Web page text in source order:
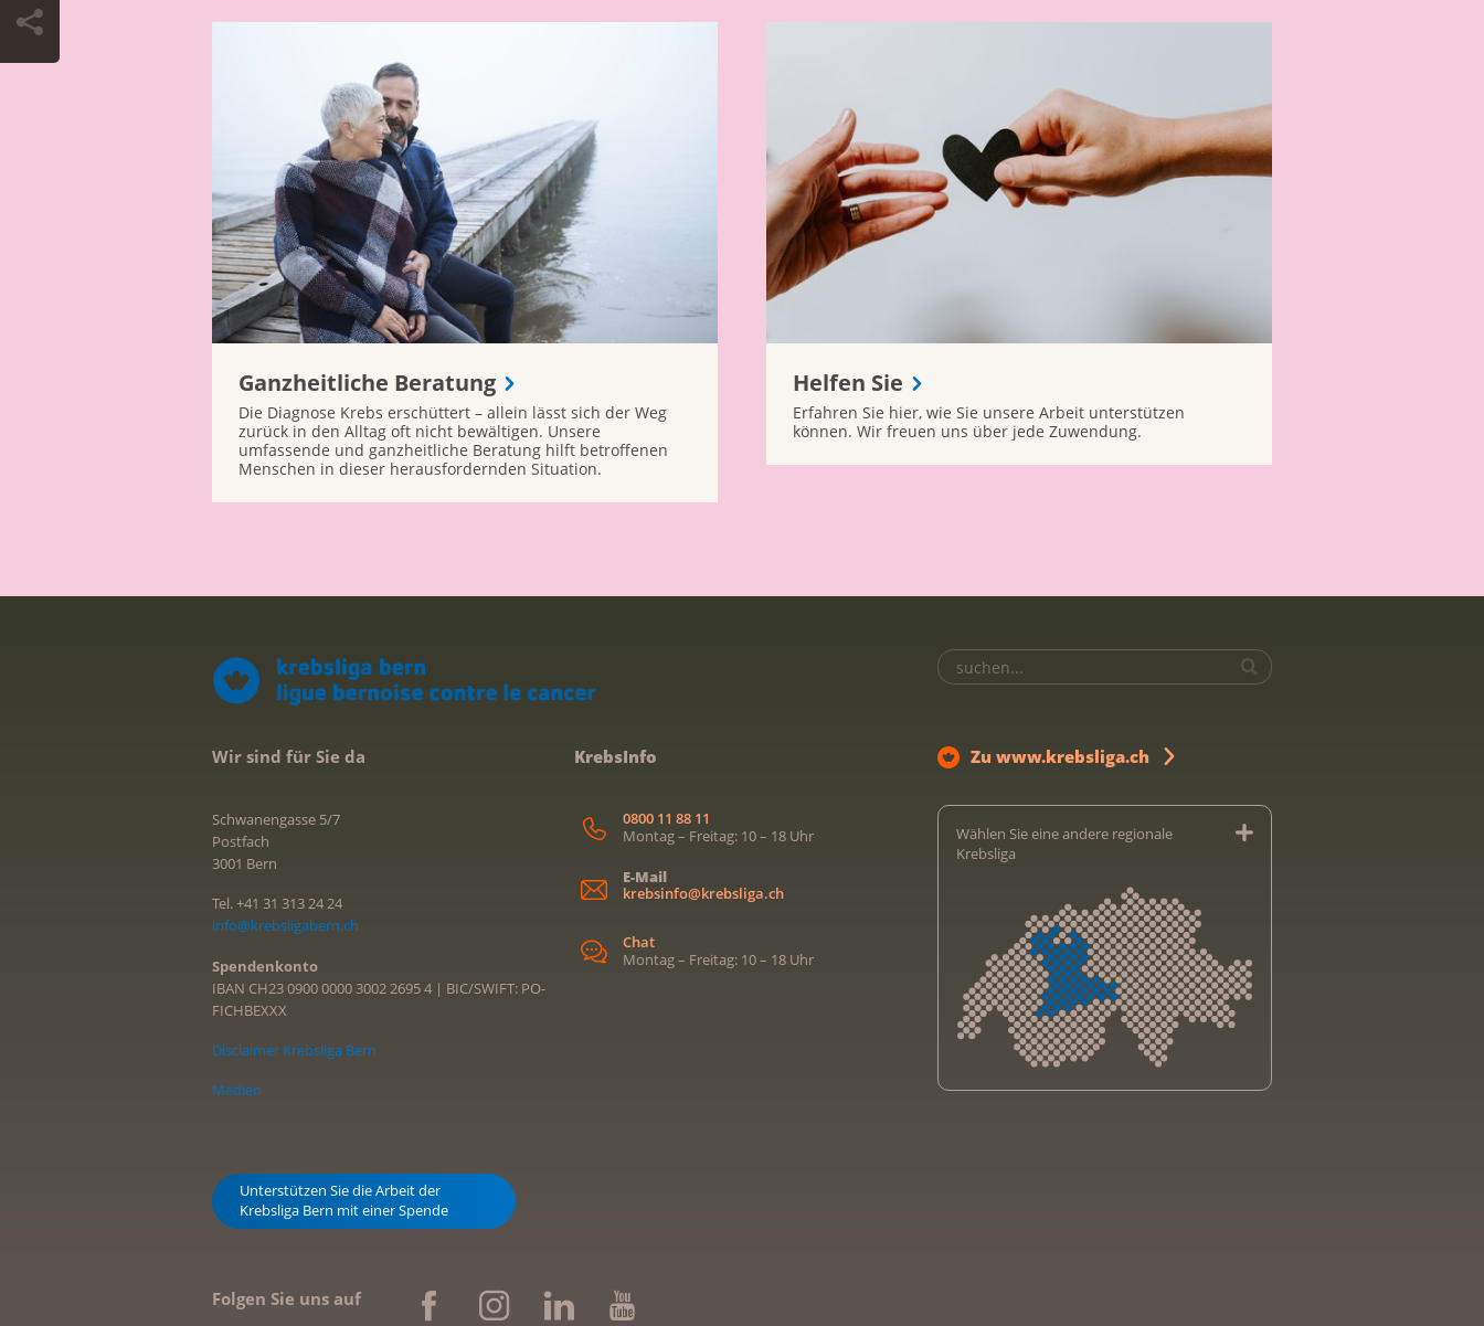
Ganzheitliche Beratung
Die Diagnose Krebs erschüttert – allein lässt sich der Weg
zurück in den Alltag oft nicht bewältigen. Unsere
umfassende und ganzheitliche Beratung hilft betroffenen
Menschen in dieser herausfordernden Situation.
Helfen Sie
Erfahren Sie hier, wie Sie unsere Arbeit unterstützen
können. Wir freuen uns über jede Zuwendung.
Wir sind für Sie da
Schwanengasse 5/7
Postfach
3001 Bern
Tel. +41 31 313 24 24
info@krebsligabern.ch
Spendenkonto
IBAN CH23 0900 0000 3002 2695 4 | BIC/SWIFT: PO-
FICHBEXXX
Disclaimer Krebsliga Bern
Medien
Unterstützen Sie die Arbeit der
Krebsliga Bern mit einer Spende
KrebsInfo
0800 11 88 11
Montag – Freitag: 10 – 18 Uhr
E-Mail
krebsinfo@krebsliga.ch
Chat
Montag – Freitag: 10 – 18 Uhr
Zu www.krebsliga.ch
Wählen Sie eine andere regionale
Krebsliga
Folgen Sie uns auf